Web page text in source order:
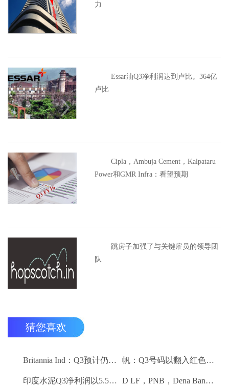
力
Essar油Q3净利润达到卢比。364亿
卢比
Cipla，Ambuja Cement，Kalpataru
Power和GMR Infra：看望预期
跳房子加强了与关键雇员的领导团
队
猜您喜欢
Britannia Ind：Q3预计仍然保持强劲 帆：Q3号码以翻入红色领域
印度水泥Q3净利润以5.5卢比;销量下降10.3％ D LF，PNB，Dena Bank达到52周低